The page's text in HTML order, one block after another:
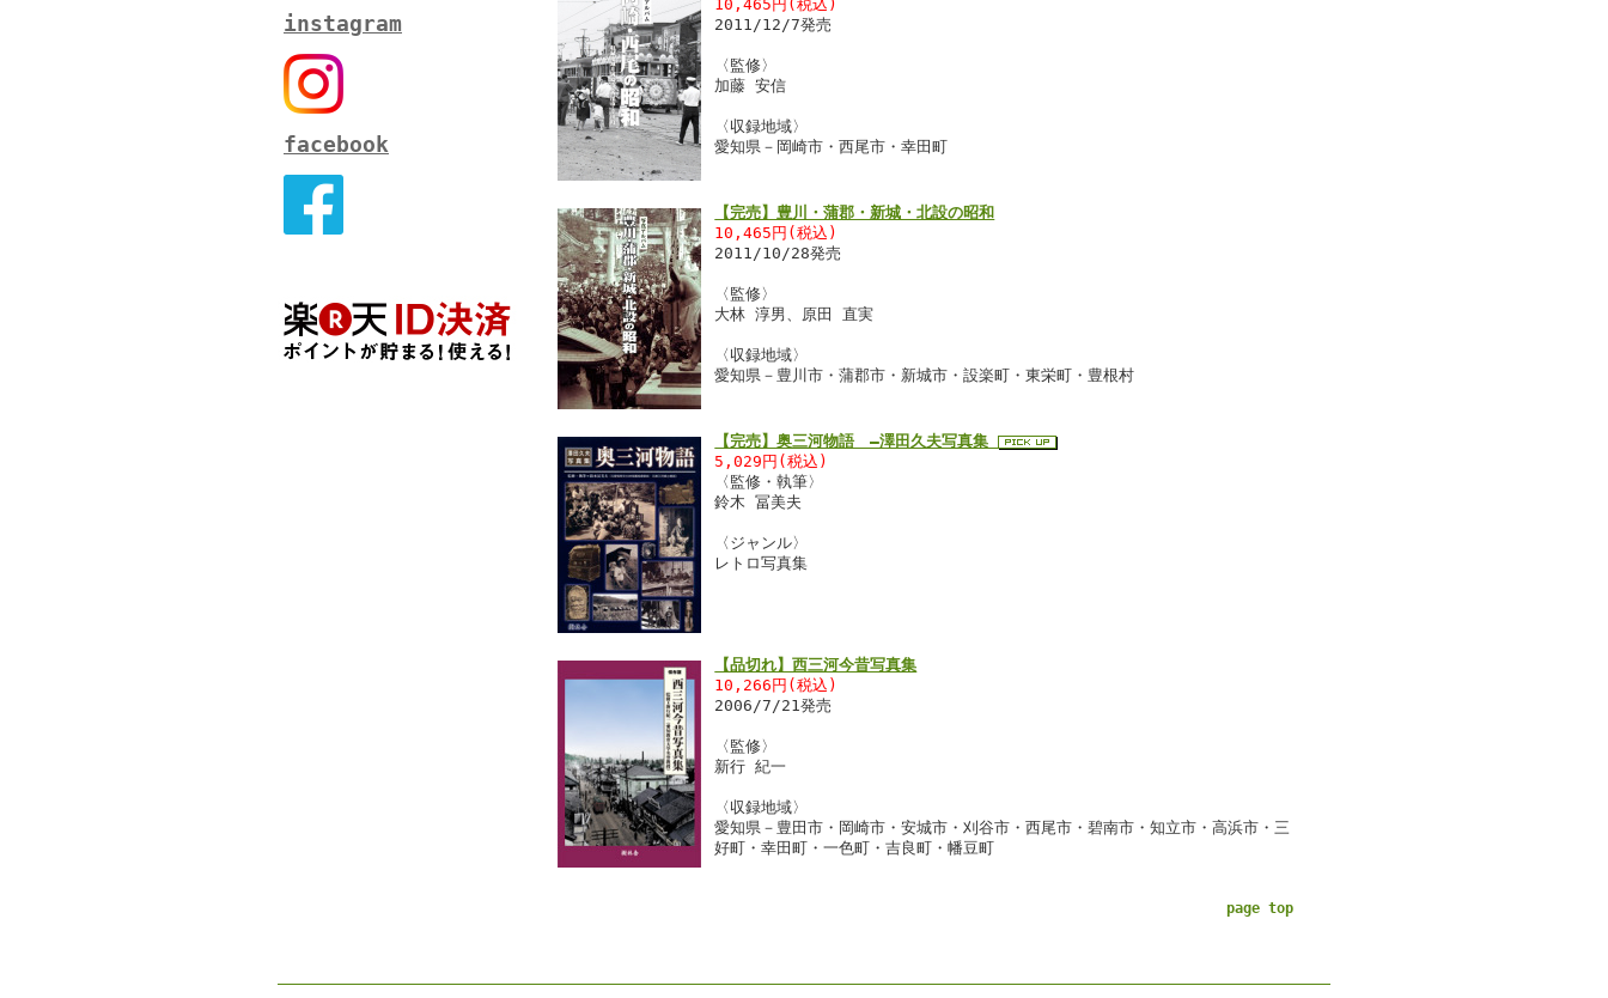
instagram
facebook
10,465円(税込)
2011/12/7発売
〈監修〉
加藤 安信
〈収録地域〉
愛知県－岡崎市・西尾市・幸田町
【完売】豊川・蒲郡・新城・北設の昭和
10,465円(税込)
2011/10/28発売
〈監修〉
大林 淳男、原田 直実
〈収録地域〉
愛知県－豊川市・蒲郡市・新城市・設楽町・東栄町・豊根村
【完売】奥三河物語 ―澤田久夫写真集
5,029円(税込)
〈監修・執筆〉
鈴木 冨美夫
〈ジャンル〉
レトロ写真集
【品切れ】西三河今昔写真集
10,266円(税込)
2006/7/21発売
〈監修〉
新行 紀一
〈収録地域〉
愛知県－豊田市・岡崎市・安城市・刈谷市・西尾市・碧南市・知立市・高浜市・三
好町・幸田町・一色町・吉良町・幡豆町
page top